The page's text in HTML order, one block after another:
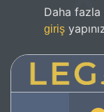
Daha
giriş